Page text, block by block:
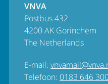
VNVA
Postbus 432
4200 AK Gorinchem
The Netherlands
E-mail:
Telefoon: 0183 646